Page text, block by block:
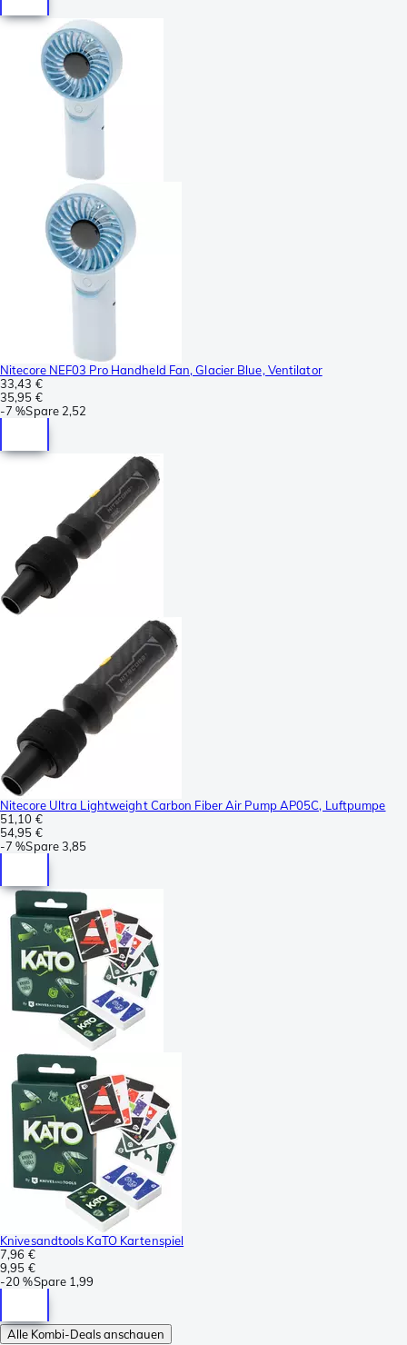
Nitecore NEF03 Pro Handheld Fan, Glacier Blue, Ventilator
33,43 €
35,95 €
-7 %Spare 2,52
Nitecore Ultra Lightweight Carbon Fiber Air Pump AP05C, Luftpumpe
51,10 €
54,95 €
-7 %Spare3,85
Knivesandtools KaTO Kartenspiel
7,96 €
9,95 €
-20 %Spare 1,99
Alle Kombi-Deals anschauen